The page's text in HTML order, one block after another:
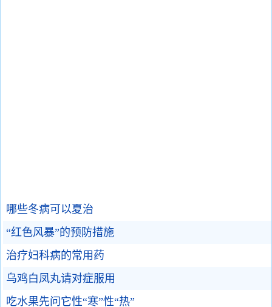
哪些冬病可以夏治
“红色风暴”的预防措施
治疗妇科病的常用药
乌鸡白凤丸请对症服用
吃水果先问它性“寒”性“热”